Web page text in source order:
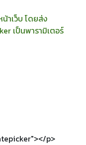
าเว็บ โดยส่ง
เป็นพารามิเตอร์
p>